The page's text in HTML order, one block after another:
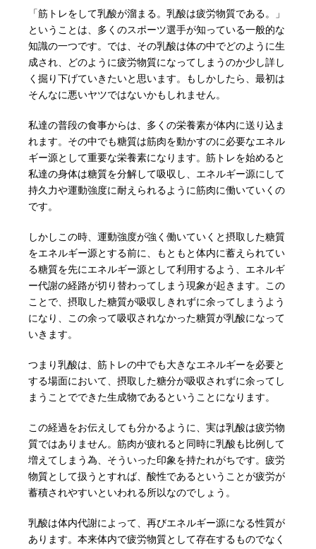
「筋トレをして乳酸が溜まる。乳酸は疲労物質である。」
ということは、多くのスポーツ選手が知っている一般的な
知識の一つです。では、その乳酸は体の中でどのように生
成され、どのように疲労物質になってしまうのか少し詳し
く掘り下げていきたいと思います。もしかしたら、最初は
そんなに悪いヤツではないかもしれません。
私達の普段の食事からは、多くの栄養素が体内に送り込ま
れます。その中でも糖質は筋肉を動かすのに必要なエネル
ギー源として重要な栄養素になります。筋トレを始めると
私達の身体は糖質を分解して吸収し、エネルギー源にして
持久力や運動強度に耐えられるように筋肉に働いていくの
です。
しかしこの時、運動強度が強く働いていくと摂取した糖質
をエネルギー源とする前に、もともと体内に蓄えられてい
る糖質を先にエネルギー源として利用するよう、エネルギ
ー代謝の経路が切り替わってしまう現象が起きます。この
ことで、摂取した糖質が吸収しきれずに余ってしまうよう
になり、この余って吸収されなかった糖質が乳酸になって
いきます。
つまり乳酸は、筋トレの中でも大きなエネルギーを必要と
する場面において、摂取した糖分が吸収されずに余ってし
まうことでできた生成物であるということになります。
この経過をお伝えしても分かるように、実は乳酸は疲労物
質ではありません。筋肉が疲れると同時に乳酸も比例して
増えてしまう為、そういった印象を持たれがちです。疲労
物質として扱うとすれば、酸性であるということが疲労が
蓄積されやすいといわれる所以なのでしょう。
乳酸は体内代謝によって、再びエネルギー源になる性質が
あります。本来体内で疲労物質として存在するものでなく